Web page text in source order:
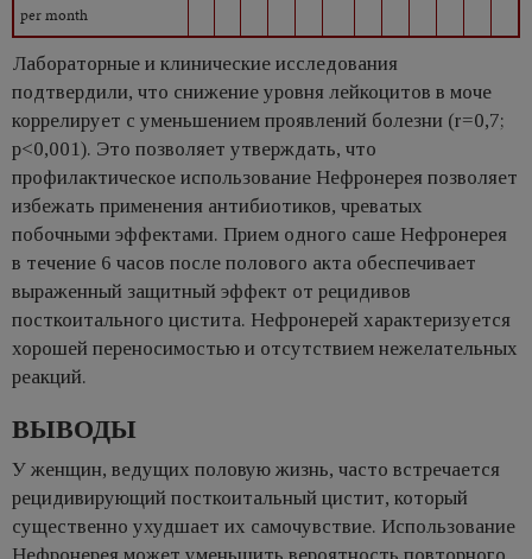
per month
Лабораторные и клинические исследования
подтвердили, что снижение уровня лейкоцитов в моче
коррелирует с уменьшением проявлений болезни (r=0,7;
p<0,001). Это позволяет утверждать, что
профилактическое использование Нефронерея позволяет
избежать применения антибиотиков, чреватых
побочными эффектами. Прием одного саше Нефронерея
в течение 6 часов после полового акта обеспечивает
выраженный защитный эффект от рецидивов
посткоитального цистита. Нефронерей характеризуется
хорошей переносимостью и отсутствием нежелательных
реакций.
ВЫВОДЫ
У женщин, ведущих половую жизнь, часто встречается
рецидивирующий посткоитальный цистит, который
существенно ухудшает их самочувствие. Использование